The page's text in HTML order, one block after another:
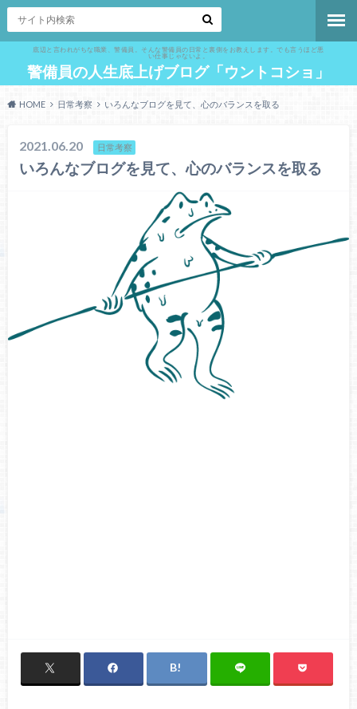
底辺と言われがちな職業、警備員。そんな警備員の日常と裏側をお教えします。でも言うほど悪
い仕事じゃないよ。
警備員の人生底上げブログ「ウントコショ」
HOME 日常考察 いろんなブログを見て、心のバランスを取る
2021.06.20 日常考察
いろんなブログを見て、心のバランスを取る